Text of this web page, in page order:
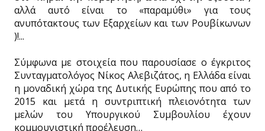
αλλά αυτό είναι το «παραμύθι» για τους
ανυπότακτους των Εξαρχείων και των Ρουβίκωνων
)!...
Σύμφωνα με στοιχεία που παρουσίασε ο έγκριτος
Συνταγματολόγος Νίκος Αλεβιζάτος, η Ελλάδα είναι
η μοναδική χώρα της Δυτικής Ευρώπης που από το
2015 και μετά η συντριπτική πλειονότητα των
μελών του Υπουργικού Συμβουλίου έχουν
κομμουνιστική προέλευση…